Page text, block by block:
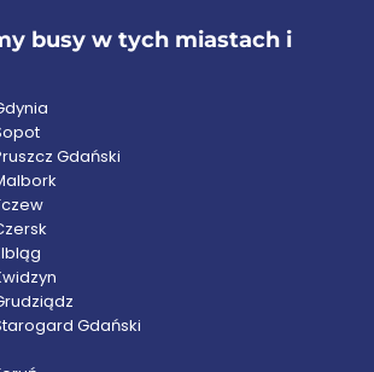
busy w tych miastach i
Gdański
Gdański